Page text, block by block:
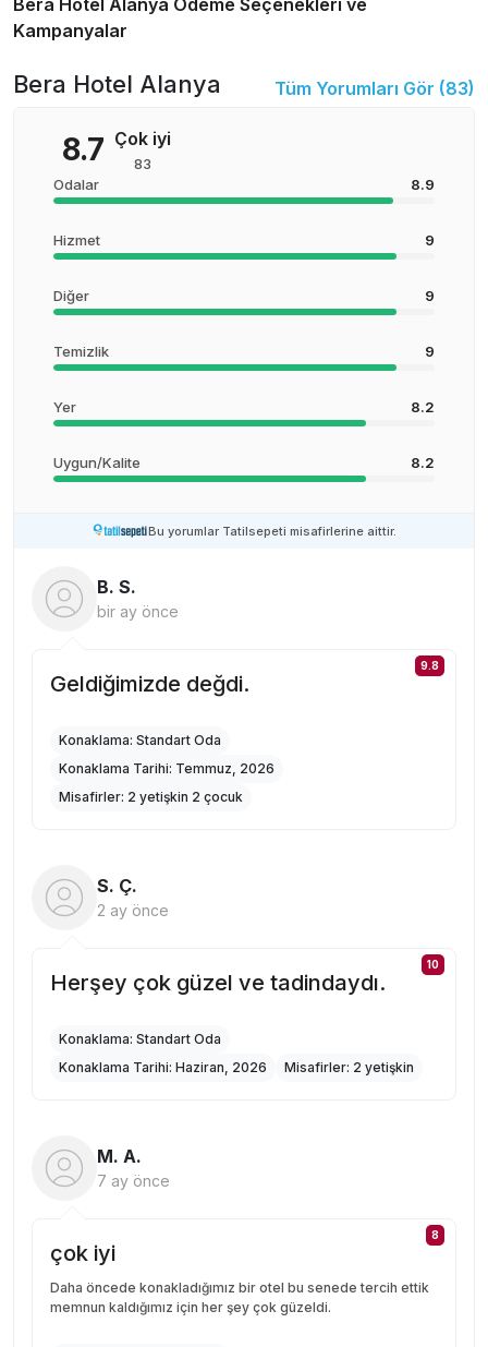
Kampanyalar
Bera Hotel Alanya Tüm Yorumları Gör (83)
8.7 Çok iyi
83
Odalar
8.9
Hizmet 9
Diğer 9
Temizlik 9
Yer 8.2
Uygun/Kalite 8.2
Bu yorumlar Tatilsepeti misafirlerine aittir.
B. S.
bir ay önce
9.8
Geldiğimizde değdi.
Konaklama: Standart Oda
Konaklama Tarihi: Temmuz, 2026
Misafirler: 2 yetişkin 2 çocuk
S. Ç.
2 ay önce
10
Herşey çok güzel ve tadindaydı.
Konaklama: Standart Oda
Konaklama Tarihi: Haziran, 2026 Misafirler: 2 yetişkin
M. A.
7 ay önce
8
çok iyi
Daha öncede konakladığımız bir otel bu senede tercih ettik
memnun kaldığımız için her şey çok güzeldi.